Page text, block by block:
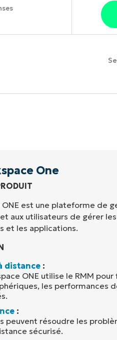
One
ONE est une plateforme de
aux utilisateurs de gérer
et les applications.
distance :
ONE utilise le RMM
les performances
:
peuvent résoudre les
sécurisé.